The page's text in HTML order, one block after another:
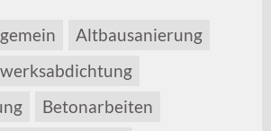
Altbausanierung
Betonarbeiten